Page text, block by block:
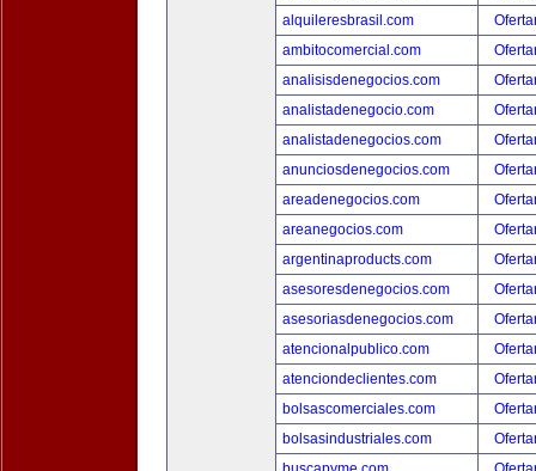
alquileresbrasil.com
ambitocomercial.com
analisisdenegocios.com
analistadenegocio.com
analistadenegocios.com
anunciosdenegocios.com
areadenegocios.com
areanegocios.com
argentinaproducts.com
asesoresdenegocios.com
asesoriasdenegocios.com
atencionalpublico.com
atenciondeclientes.com
bolsascomerciales.com
bolsasindustriales.com